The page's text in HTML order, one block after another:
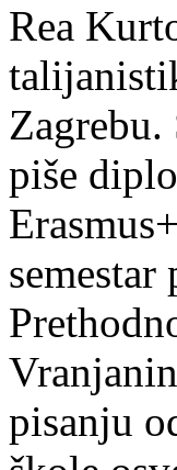
Rea
piše
pisanju